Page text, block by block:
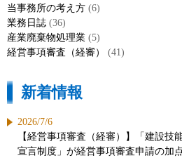
当事務所の考え方 (6)
業務日誌 (36)
産業廃棄物処理業 (5)
経営事項審査（経審）
(41)
新着情報
2026/7/6
【経営事項審査（経審）】「建設技
宣言制度」が経営事項審査申請の加